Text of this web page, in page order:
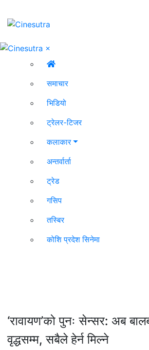
×
समाचार
भिडियो
ट्रेलर-टिजर
कलाकार
अन्तर्वार्ता
ट्रेड
गसिप
तस्बिर
कोशि प्रदेश सिनेमा
‘रावायण’को पुनः सेन्सर: अब
वृद्धसम्म, सबैले हेर्न मिल्ने